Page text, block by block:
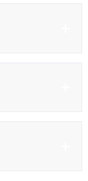
全周囲カメラ